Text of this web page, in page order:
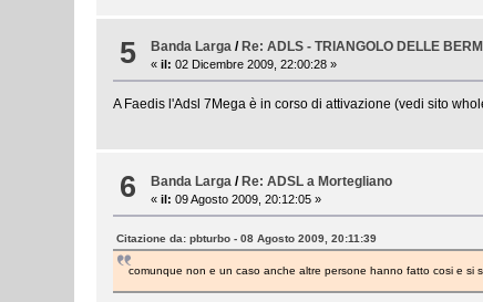
5 Banda Larga / Re: ADLS - TRIANGOLO DELLE
«il: 02 Dicembre 2009, 22:00:28 »
A Faedis l'Adsl 7Mega è in corso di attivazione (vedi sito
6 Banda Larga /Re: ADSL a Mortegliano
«il: 09 Agosto 2009, 20:12:05 »
Citazione da: pbturbo - 08 Agosto 2009, 20:11:39
comunque non e un caso anche altre persone hanno fatto cosi e si